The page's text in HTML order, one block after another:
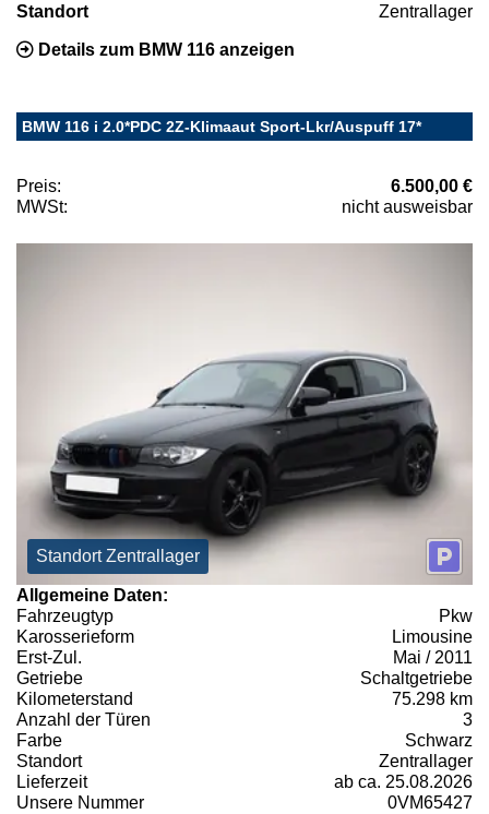
Standort Zentrallager
Details zum BMW 116 anzeigen
BMW 116 i 2.0*PDC 2Z-Klimaaut Sport-Lkr/Auspuff 17*
Preis:
6.500,00 €
MWSt:
nicht ausweisbar
Standort Zentrallager
Allgemeine Daten:
Fahrzeugtyp
Pkw
Karosserieform
Limousine
Erst-Zul.
Mai / 2011
Getriebe
Schaltgetriebe
Kilometerstand
75.298 km
Anzahl der Türen
3
Farbe
Schwarz
Standort
Zentrallager
Lieferzeit
ab ca. 25.08.2026
Unsere Nummer
0VM65427